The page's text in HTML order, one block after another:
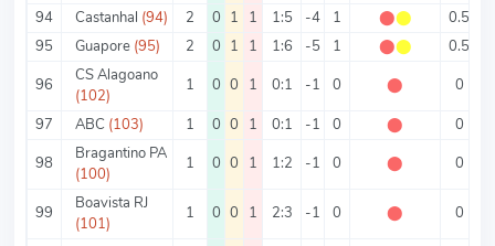
94
Castanhal (94) 2 0 1 1 1:5 -4 1 ⬤⬤ 0.5
95
Guapore (95) 2 0 1 1 1:6 -5 1 ⬤⬤ 0.5
96
CS Alagoano
(102)
1 0 0 1 0:1 -1 0 ⬤ 0
97
ABC (103) 1 0 0 1 0:1 -1 0 ⬤ 0
98
Bragantino PA
(100)
1 0 0 1 1:2 -1 0 ⬤ 0
99
Boavista RJ
(101)
1 0 0 1 2:3 -1 0 ⬤ 0